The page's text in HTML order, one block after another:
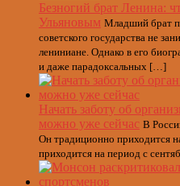
Безногий брат Ленина:
Ульяновым Младший брат
советского государства не
лениниане. Однако в его
и даже парадоксальных […]
Начать заботу об
можно уже сейчас В
Он традиционно приходится
приходится на период с